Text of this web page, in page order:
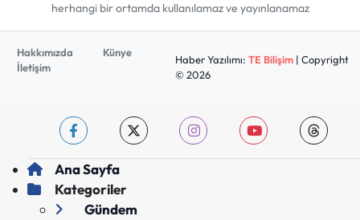
herhangi bir ortamda kullanılamaz ve yayınlanamaz
Hakkımızda
Künye
İletişim
Haber Yazılımı: TE Bilişim| Copyright
© 2026
Ana Sayfa
Kategoriler
Gündem